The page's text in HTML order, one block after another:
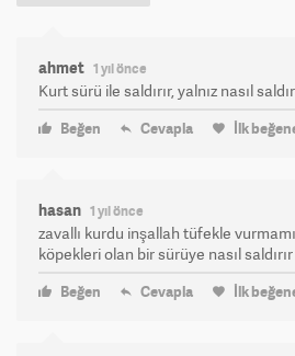
ahmet 1 yıl önce
Kurt sürü ile saldırır, yalnız nasıl
Beğen Cevapla İlk
hasan 1 yıl önce
zavallı kurdu inşallah tüfekle
köpekleri olan bir sürüye nasıl
Beğen Cevapla İlk